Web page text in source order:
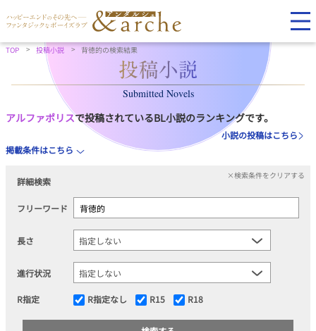
TOP 投稿小説 背徳的の検索結果
Submitted Novels
アルファポリスで投稿されているBL小説のランキングです。
小説の投稿はこちら
掲載条件はこちら
詳細検索
×検索条件をクリアする
フリーワード
長さ
進行状況
R指定 R指定なし R15 R18